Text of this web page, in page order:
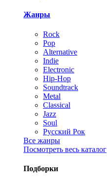
Жанры
Rock
Pop
Alternative
Indie
Electronic
Hip-Hop
Soundtrack
Metal
Classical
Jazz
Soul
Русский Рок
Все жанры
Посмотреть весь каталог
Подборки